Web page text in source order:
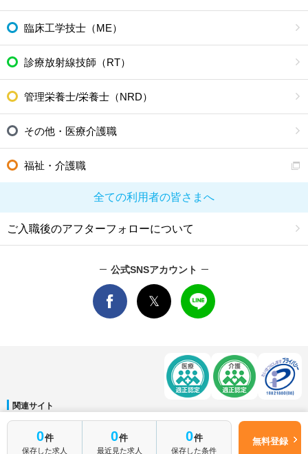
0件
保存した求人
0件
最近見た求人
0件
保存した条件
無料登録
臨床工学技士（ME）
診療放射線技師（RT）
管理栄養士/栄養士（NRD）
その他・医療介護職
福祉・介護職
全ての利用者の皆さまへ
ご入職後のアフターフォローについて
公式SNSアカウント
関連サイト
マイナビDOCTOR│マイナビ看護師│マイナビ薬剤師│マイナビ保育士
運営会社
会社概要│ ご利用規約 個人情報保護方針 サイトマップ│お問い合わせ